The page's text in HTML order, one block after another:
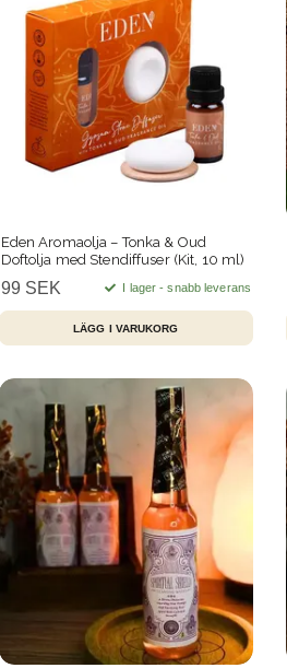
Eden Aromaolja – Tonka & Oud
Doftolja med Stendiffuser (Kit, 10 ml)
99 SEK I lager - snabb leverans